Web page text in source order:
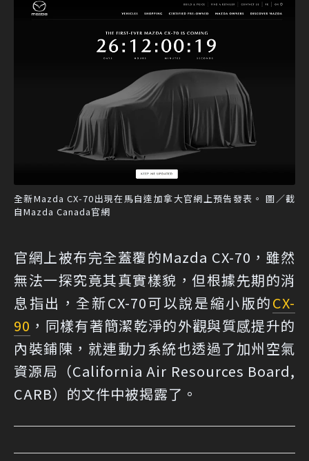
全新Mazda CX-70出現在馬自達加拿大官網上預告發表。 圖／截
自Mazda Canada官網
官網上被布完全蓋覆的Mazda CX-70，雖然
無法一探究竟其真實樣貌，但根據先期的消
息指出，全新CX-70可以說是縮小版的CX-
90 ，同樣有著簡潔乾淨的外觀與質感提升的
內裝鋪陳，就連動力系統也透過了加州空氣
資源局（California Air Resources Board,
CARB）的文件中被揭露了。